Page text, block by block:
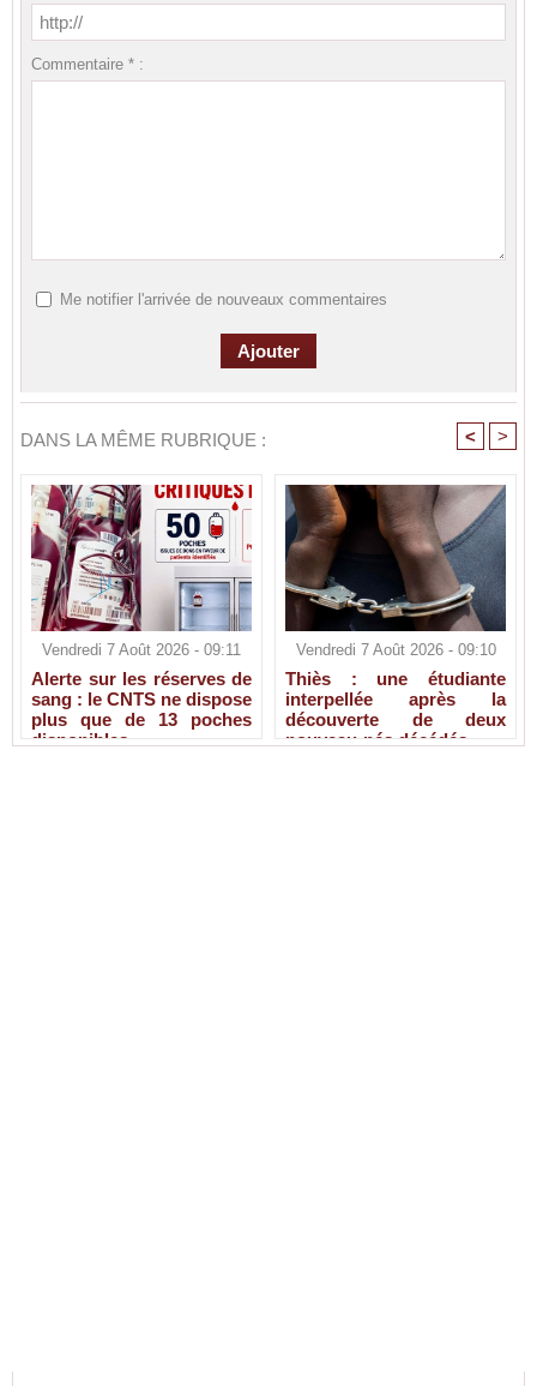
Commentaire * :
Me notifier l'arrivée de nouveaux commentaires
DANS LA MÊME RUBRIQUE : < >
Vendredi 7 Août 2026 - 09:11
Alerte sur les réserves de
sang : le CNTS ne dispose
plus que de 13 poches
disponibles
Vendredi 7 Août 2026 - 09:10
Thiès : une étudiante
interpellée après la
découverte de deux
nouveau-nés décédés